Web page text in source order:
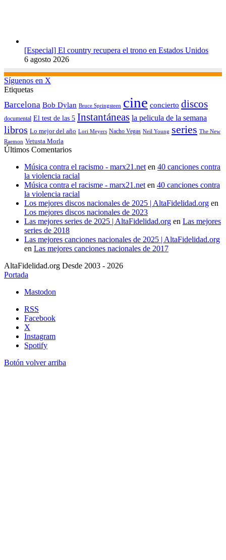
[Especial] El country recupera el trono en Estados Unidos
6 agosto 2026
Síguenos en X
Etiquetas
Barcelona Bob Dylan Bruce Springsteen cine concierto discos
documental El test de las 5 Instantáneas la pelicula de la semana
libros Lo mejor del año Lori Meyers Nacho Vegas Neil Young series The New
Raemon Vetusta Morla
Últimos Comentarios
Música contra el racismo - marx21.neten 40 canciones contra
la violencia racial
Música contra el racisme - marx21.neten 40 canciones contra
la violencia racial
Los mejores discos nacionales de 2025 | AltaFidelidad.org en
Los mejores discos nacionales de 2023
Las mejores series de 2025 | AltaFidelidad.org en Las mejores
series de 2018
Las mejores canciones nacionales de 2025 | AltaFidelidad.org
en Las mejores canciones nacionales de 2017
AltaFidelidad.org Desde 2003 - 2026
Portada
Mastodon
RSS
Facebook
X
Instagram
Spotify
Botón volver arriba